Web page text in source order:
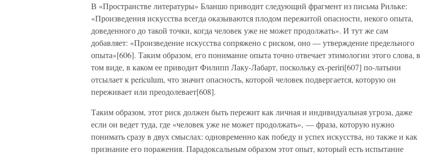
В «Пространстве литературы» Бланшо приводит следующий фрагмент из письма Рильке:
«Произведения искусства всегда оказываются плодом пережитой опасности, некого опыта,
доведенного до такой точки, когда человек уже не может продолжать». И тут же сам
добавляет: «Произведение искусства сопряжено с риском, оно — утверждение предельного
опыта»[606]. Таким образом, его понимание опыта точно отвечает этимологии этого слова, в
том виде, в каком ее приводит Филипп Лаку-Лабарт, поскольку ex-periri[607] по-латыни
отсылает к periculum, что значит опасность, которой человек подвергается, которую он
переживает или преодолевает[608].
Таким образом, этот риск должен быть пережит как личная и индивидуальная угроза, даже
если он ведет туда, где «человек уже не может продолжать», — фраза, которую нужно
понимать сразу в двух смыслах: одновременно как победу и успех искусства, но также и как
признание его поражения. Парадоксальным образом этот опыт, который есть испытание